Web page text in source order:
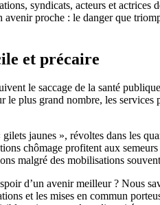
syndicats, acteurs et
proche : le danger que
et précaire
le saccage de la santé
plus grand nombre, les
jaunes », révoltes dans les
chômage profitent aux
malgré des mobilisations
d’un avenir meilleur ? Nous
et les mises en commun